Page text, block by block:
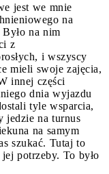
jest we mnie
na
na nim
z
i wszyscy
mieli swoje zajęcia,
innej części
dnia wyjazdu
tyle wsparcia,
jedzie na turnus
na samym
szukać. Tutaj to
potrzeby. To było